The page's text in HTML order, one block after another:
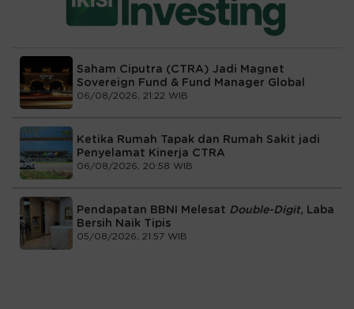
Saham Ciputra (CTRA) Jadi Magnet
Sovereign Fund & Fund Manager Global
06/08/2026, 21:22 WIB
Ketika Rumah Tapak dan Rumah Sakit jadi
Penyelamat Kinerja CTRA
06/08/2026, 20:58 WIB
Pendapatan BBNI Melesat Double-Digit, Laba
Bersih Naik Tipis
05/08/2026, 21:57 WIB